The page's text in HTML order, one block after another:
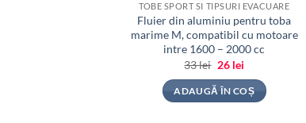
TOBE SPORT SI TIPSURI EVACUARE
Fluier din aluminiu pentru toba
marime M, compatibil cu motoare
intre 1600 – 2000 cc
33lei Prețul
a
fost:
26 leiPrețul
este:
26 lei.
ADAUGĂ ÎN COȘ